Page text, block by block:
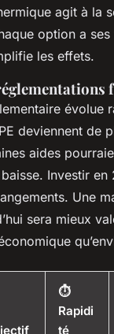
agit à la
option a
les effets.
évolue
deviennent de
aides
Investir en
Une
sera mieux
⏱️
Rapidi
té